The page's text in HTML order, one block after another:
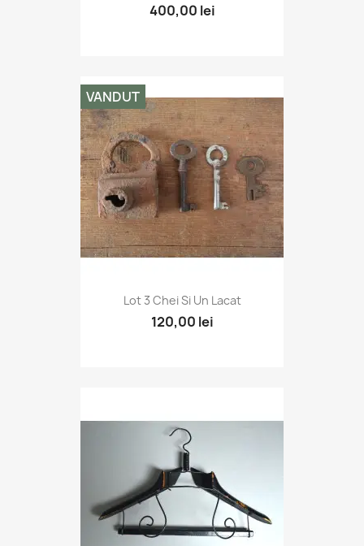
400,00 lei
Lot 3 Chei Si Un Lacat
120,00 lei
VANDUT